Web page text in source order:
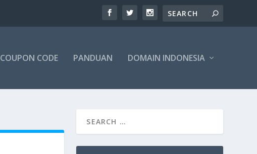
COUPON CODE PANDUAN DOMAIN INDONESIA